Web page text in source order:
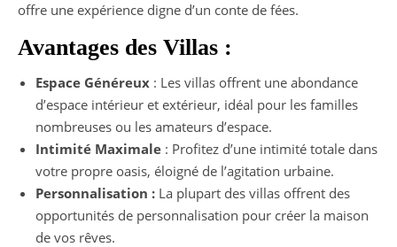
offre une expérience digne d’un conte de fées.
Avantages des Villas :
Espace Généreux : Les villas offrent une abondance
d’espace intérieur et extérieur, idéal pour les familles
nombreuses ou les amateurs d’espace.
Intimité Maximale : Profitez d’une intimité totale dans
votre propre oasis, éloigné de l’agitation urbaine.
Personnalisation : La plupart des villas offrent des
opportunités de personnalisation pour créer la maison
de vos rêves.